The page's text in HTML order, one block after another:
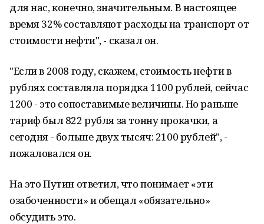
для нас, конечно, значительным. В настоящее
время 32% составляют расходы на транспорт от
стоимости нефти", - сказал он.
"Если в 2008 году, скажем, стоимость нефти в
рублях составляла порядка 1100 рублей, сейчас
1200 - это сопоставимые величины. Но раньше
тариф был 822 рубля за тонну прокачки, а
сегодня - больше двух тысяч: 2100 рублей", -
пожаловался он.
На это Путин ответил, что понимает «эти
озабоченности» и обещал «обязательно»
обсудить это.